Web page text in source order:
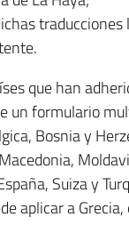
que han
un formulario
Bosnia y
Suiza y
aplicar a